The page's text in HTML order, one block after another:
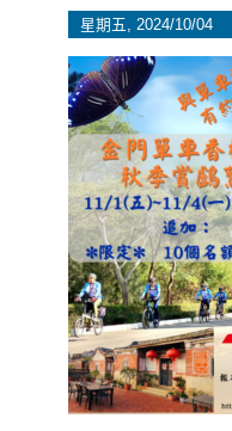
星期五, 2024/10/04